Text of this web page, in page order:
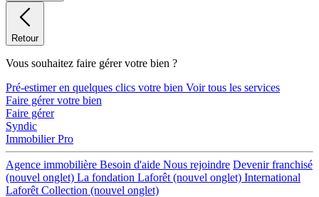
Retour
Vous souhaitez faire gérer votre bien ?
Pré-estimer en quelques clics votre bien Voir tous les services
Faire gérer votre bien
Faire gérer
Syndic
Immobilier Pro
Agence immobilière Besoin d'aide Nous rejoindre Devenir franchisé
(nouvel onglet) La fondation Laforêt (nouvel onglet) International
Laforêt Collection (nouvel onglet)